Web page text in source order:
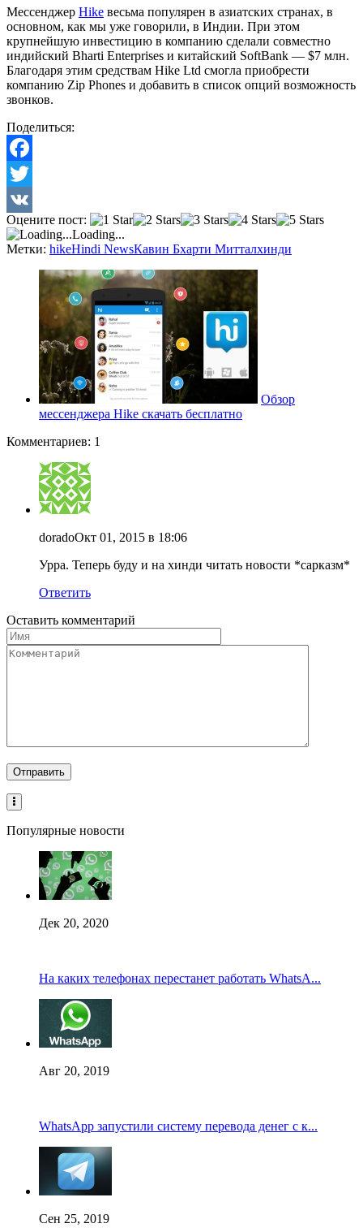
Мессенджер Hike весьма популярен в азиатских странах, в
основном, как мы уже говорили, в Индии. При этом
крупнейшую инвестицию в компанию сделали совместно
индийский Bharti Enterprises и китайский SoftBank — $7 млн.
Благодаря этим средствам Hike Ltd смогла приобрести
компанию Zip Phones и добавить в список опций возможность
звонков.
Поделиться:
Facebook
Twitter
VK
Оцените пост:
Loading...
Метки: hikeHindi NewsКавин Бхарти Митталхинди
Обзор
мессенджера Hike скачать бесплатно
Комментариев: 1
doradoОкт 01, 2015 в 18:06
Урра. Теперь буду и на хинди читать новости *сарказм*
Ответить
Оставить комментарий
Популярные новости
Дек 20, 2020
На каких телефонах перестанет работать WhatsA...
Авг 20, 2019
WhatsApp запустили систему перевода денег с к...
Сен 25, 2019